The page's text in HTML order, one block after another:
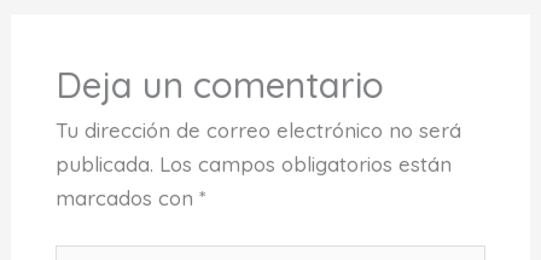
Deja un comentario
Tu dirección de correo electrónico no será
publicada. Los campos obligatorios están
marcados con *